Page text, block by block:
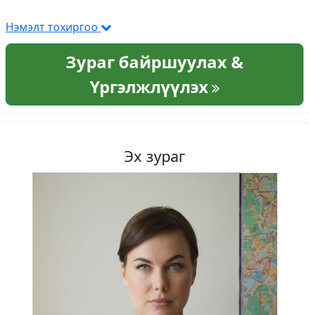
Нэмэлт тохиргоо
Зураг байршуулах &
Үргэлжлүүлэх
Эх зураг